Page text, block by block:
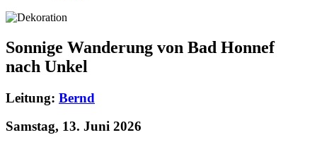
Sonnige Wanderung von Bad Honnef
nach Unkel
Leitung: Bernd
Samstag, 13. Juni 2026